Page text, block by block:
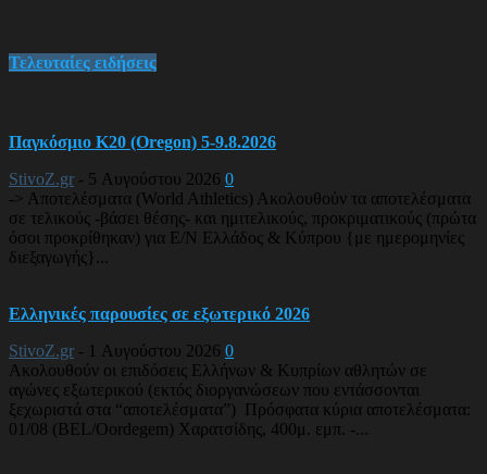
Τελευταίες ειδήσεις
Παγκόσμιο Κ20 (Oregon) 5-9.8.2026
StivoZ.gr - 5 Αυγούστου 2026 0
-> Αποτελέσματα (World Athletics) Ακολουθούν τα αποτελέσματα
σε τελικούς -βάσει θέσης- και ημιτελικούς, προκριματικούς (πρώτα
όσοι προκρίθηκαν) για Ε/Ν Ελλάδος & Κύπρου {με ημερομηνίες
διεξαγωγής}...
Ελληνικές παρουσίες σε εξωτερικό 2026
StivoZ.gr - 1 Αυγούστου 2026 0
Ακολουθούν οι επιδόσεις Ελλήνων & Κυπρίων αθλητών σε
αγώνες εξωτερικού (εκτός διοργανώσεων που εντάσσονται
ξεχωριστά στα “αποτελέσματα”) Πρόσφατα κύρια αποτελέσματα:
01/08 (BEL/Oordegem) Χαρατσίδης, 400μ. εμπ. -...